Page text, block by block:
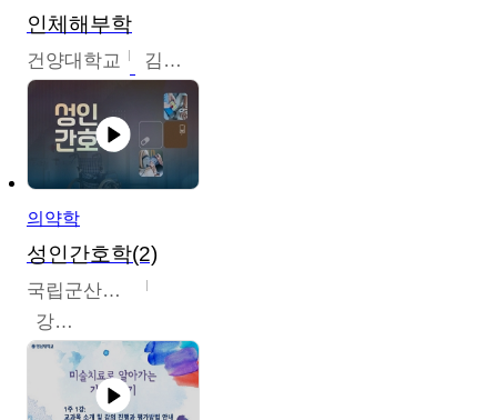
인체해부학
건양대학교 김철태
의약학
성인간호학(2)
국립군산대학교
강경아